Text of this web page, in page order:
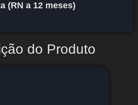
(RN a 12 meses)
do Produto